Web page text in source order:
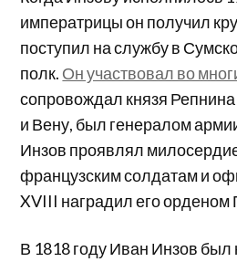
императрицы он получил
поступил на службу в
полк. Он участвовал во
сопровождал князя
и Вену, был генералом
Инзов проявлял
французским солдатам и
XVIII наградил его орденом
В 1818 году Иван Инзов